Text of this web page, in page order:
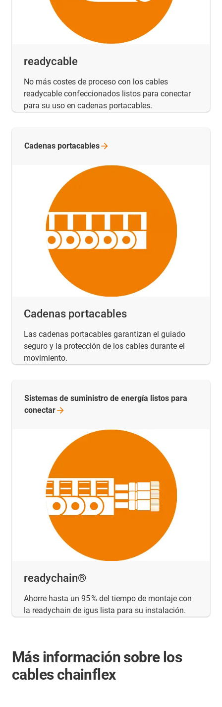
readycable
No más costes de proceso con los cables
readycable confeccionados listos para conectar
para su uso en cadenas portacables.
Cadenas portacables
Las cadenas portacables garantizan el guiado
seguro y la protección de los cables durante el
movimiento.
Cadenas portacables
readychain®
Ahorre hasta un 95 % del tiempo de montaje con
la readychain de igus lista para su instalación.
Sistemas de suministro de energía listos para
conectar
Más información sobre los
cables chainflex